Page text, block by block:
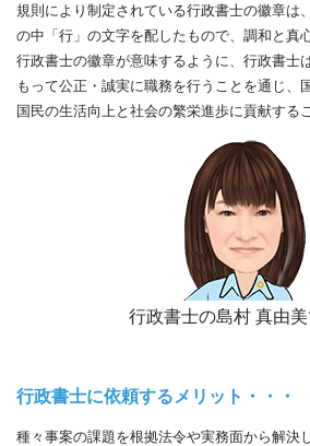
規則により制定されている行政書士の徽章は
の中「行」の文字を配したもので、調和と真
行政書士の徽章が意味するように、行政書士
もって公正・誠実に職務を行うことを通じ、
国民の生活向上と社会の繁栄進歩に貢献する
行政書士の島村 真由美
行政書士に依頼するメリット・・・
種々事案の課題を根拠法令や実務面から解決